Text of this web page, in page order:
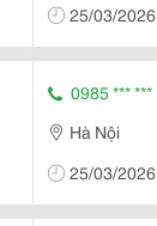
25/03/2026
0985 *** ***
Hà Nội
25/03/2026